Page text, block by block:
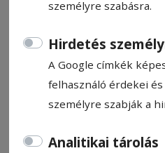
személyre szabásra.
Hirdetés
A Google címkék
felhasználó érdekei
személyre szabják a
Analitikai tárolás
Állítsa be, hogy
találatokban a